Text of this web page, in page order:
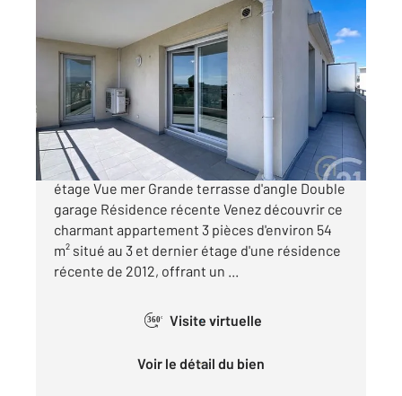
53,61 m , 3 pièces
Ref : 38110
Appartement F3 à vendre
349 000 €
ANTIBES PAROUQUINE - EXCLUSIVITÉ Dernier
étage Vue mer Grande terrasse d'angle Double
garage Résidence récente Venez découvrir ce
charmant appartement 3 pièces d'environ 54
m² situé au 3 et dernier étage d'une résidence
récente de 2012, offrant un ...
360° Visite virtuelle
Voir le détail du bien